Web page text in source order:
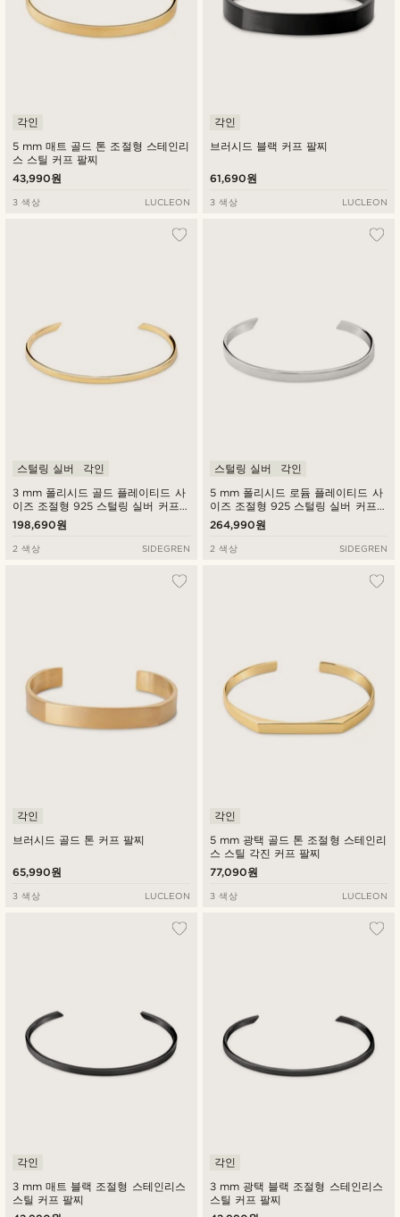
5 mm 매트 골드 톤 조절형 스테인리
스 스틸 커프 팔찌
각인
43,990원
3 색상 LUCLEON
브러시드 블랙 커프 팔찌
각인
61,690원
3 색상 LUCLEON
3 mm 폴리시드 골드 플레이티드 사
이즈 조절형 925 스털링 실버 커프
팔찌
스털링 실버 각인
198,690원
2 색상 SIDEGREN
5 mm 폴리시드 로듐 플레이티드 사
이즈 조절형 925 스털링 실버 커프
팔찌
스털링 실버 각인
264,990원
2 색상 SIDEGREN
브러시드 골드 톤 커프 팔찌
각인
65,990원
3 색상 LUCLEON
5 mm 광택 골드 톤 조절형 스테인리
스 스틸 각진 커프 팔찌
각인
77,090원
3 색상 LUCLEON
3 mm 매트 블랙 조절형 스테인리스
스틸 커프 팔찌
각인
3 mm 광택 블랙 조절형 스테인리스
스틸 커프 팔찌
각인